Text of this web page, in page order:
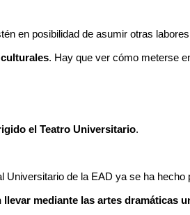
en posibilidad de asumir otras
. Hay que ver cómo meterse
el Teatro Universitario.
Universitario de la EAD ya se ha hecho
mediante las artes dramáticas